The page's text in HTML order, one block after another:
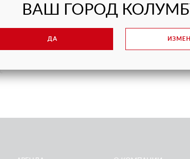
ВАШ ГОРОД
ДА